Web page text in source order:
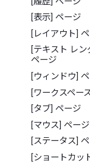
[表示] ページ
[レイアウト]
[テキスト レン
ページ
[ウィンドウ]
[ワークスペー
[タブ] ページ
[マウス] ページ
[ステータス]
[ショートカッ